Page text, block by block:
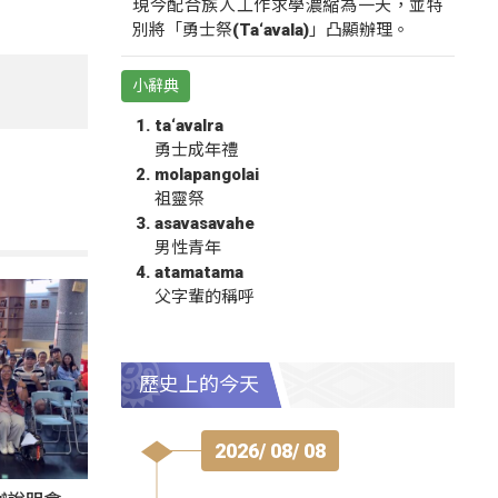
現今配合族人工作求學濃縮為一天，並特
別將「勇士祭(Ta‘avala)」凸顯辦理。
小辭典
ta‘avalra
勇士成年禮
molapangolai
祖靈祭
asavasavahe
男性青年
atamatama
父字輩的稱呼
歷史上的今天
2026/ 08/ 08